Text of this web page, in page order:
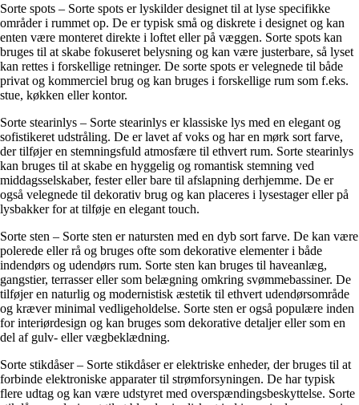
Sorte spots – Sorte spots er lyskilder designet til at lyse specifikke
områder i rummet op. De er typisk små og diskrete i designet og kan
enten være monteret direkte i loftet eller på væggen. Sorte spots kan
bruges til at skabe fokuseret belysning og kan være justerbare, så lyset
kan rettes i forskellige retninger. De sorte spots er velegnede til både
privat og kommerciel brug og kan bruges i forskellige rum som f.eks.
stue, køkken eller kontor.
Sorte stearinlys – Sorte stearinlys er klassiske lys med en elegant og
sofistikeret udstråling. De er lavet af voks og har en mørk sort farve,
der tilføjer en stemningsfuld atmosfære til ethvert rum. Sorte stearinlys
kan bruges til at skabe en hyggelig og romantisk stemning ved
middagsselskaber, fester eller bare til afslapning derhjemme. De er
også velegnede til dekorativ brug og kan placeres i lysestager eller på
lysbakker for at tilføje en elegant touch.
Sorte sten – Sorte sten er natursten med en dyb sort farve. De kan være
polerede eller rå og bruges ofte som dekorative elementer i både
indendørs og udendørs rum. Sorte sten kan bruges til haveanlæg,
gangstier, terrasser eller som belægning omkring svømmebassiner. De
tilføjer en naturlig og modernistisk æstetik til ethvert udendørsområde
og kræver minimal vedligeholdelse. Sorte sten er også populære inden
for interiørdesign og kan bruges som dekorative detaljer eller som en
del af gulv- eller vægbeklædning.
Sorte stikdåser – Sorte stikdåser er elektriske enheder, der bruges til at
forbinde elektroniske apparater til strømforsyningen. De har typisk
flere udtag og kan være udstyret med overspændingsbeskyttelse. Sorte